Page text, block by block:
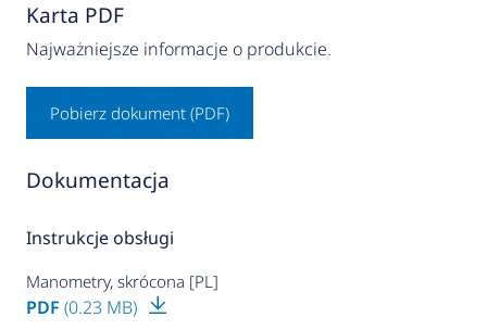
Karta PDF
Najważniejsze informacje o produkcie.
Pobierz dokument (PDF)
Dokumentacja
Instrukcje obsługi
Manometry, skrócona [PL]
PDF (0.23 MB)